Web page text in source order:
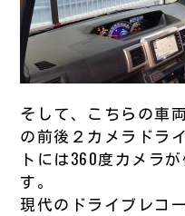
そして、こちらの車
の前後２カメラドラ
トには360度カメラ
す。
現代のドライブレコ